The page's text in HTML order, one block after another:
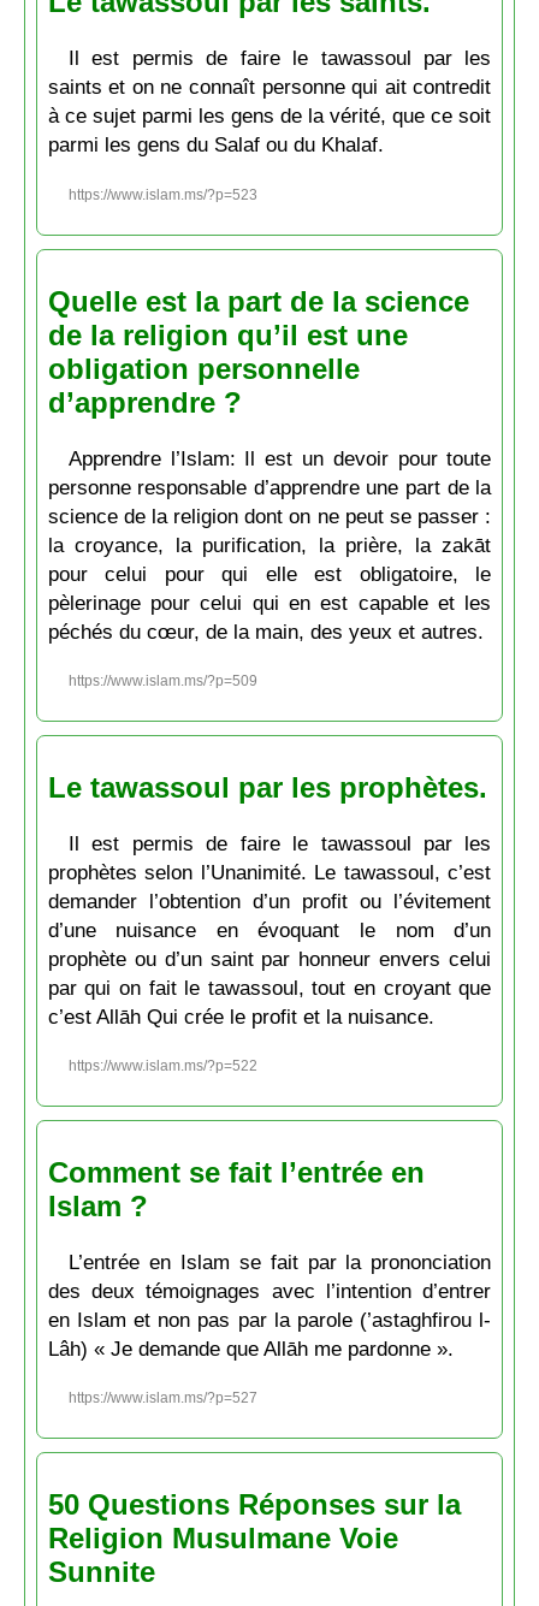
Il est permis de faire le tawassoul par les
saints et on ne connaît personne qui ait contredit
à ce sujet parmi les gens de la vérité, que ce soit
parmi les gens du Salaf ou du Khalaf.
https://www.islam.ms/?p=523
Quelle est la part de la science
de la religion qu’il est une
obligation personnelle
d’apprendre ?
Apprendre l’Islam: Il est un devoir pour toute
personne responsable d’apprendre une part de la
science de la religion dont on ne peut se passer :
la croyance, la purification, la prière, la zakāt
pour celui pour qui elle est obligatoire, le
pèlerinage pour celui qui en est capable et les
péchés du cœur, de la main, des yeux et autres.
https://www.islam.ms/?p=509
Le tawassoul par les prophètes.
Il est permis de faire le tawassoul par les
prophètes selon l’Unanimité. Le tawassoul, c’est
demander l’obtention d’un profit ou l’évitement
d’une nuisance en évoquant le nom d’un
prophète ou d’un saint par honneur envers celui
par qui on fait le tawassoul, tout en croyant que
c’est Allāh Qui crée le profit et la nuisance.
https://www.islam.ms/?p=522
Comment se fait l’entrée en
Islam ?
L’entrée en Islam se fait par la prononciation
des deux témoignages avec l’intention d’entrer
en Islam et non pas par la parole (’astaghfirou l-
Lâh) « Je demande que Allāh me pardonne ».
https://www.islam.ms/?p=527
50 Questions Réponses sur la
Religion Musulmane Voie
Sunnite